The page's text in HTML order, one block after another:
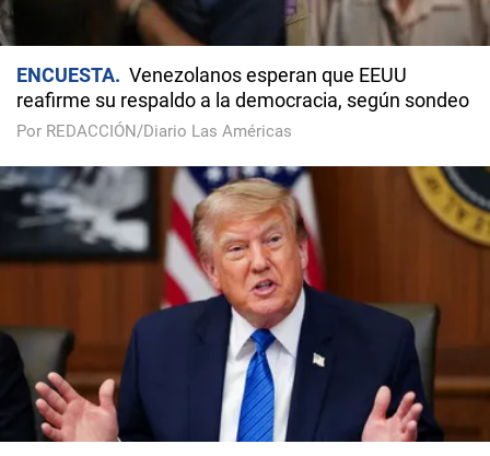
ENCUESTA
Venezolanos esperan que EEUU
reafirme su respaldo a la democracia, según sondeo
Por REDACCIÓN/Diario Las Américas